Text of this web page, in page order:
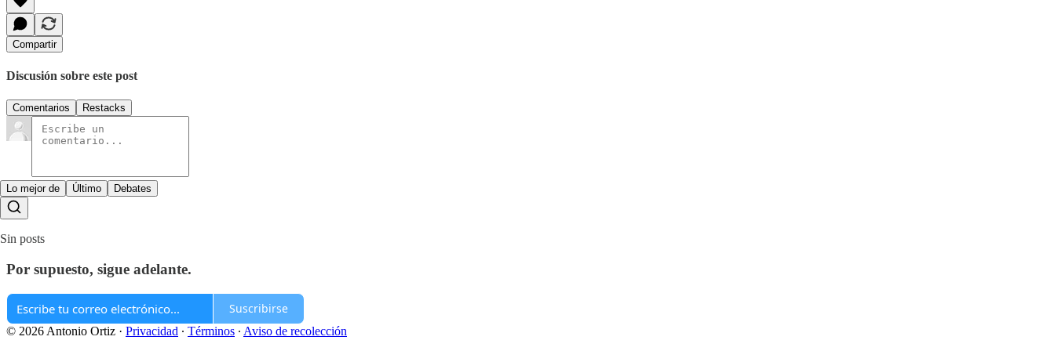
Compartir
Discusión sobre este post
Comentarios Restacks
Lo mejor de Último Debates
Sin posts
Por supuesto, sigue adelante.
Suscribirse
© 2026 Antonio Ortiz · Privacidad ∙ Términos ∙ Aviso de recolección